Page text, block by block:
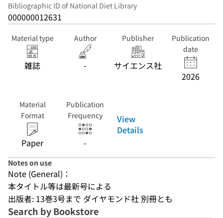
Bibliographic ID of National Diet Library
000000012631
Material type
雑誌
Author
-
Publisher
サイエンス社
Publication
date
2026
Material
Format
Paper
Publication
Frequency
-
View
Details
Notes on use
Note (General)：
本タイトル等は最新号による
出版者: 13巻3号まで ダイヤモンド社 別冊とも
Search by Bookstore